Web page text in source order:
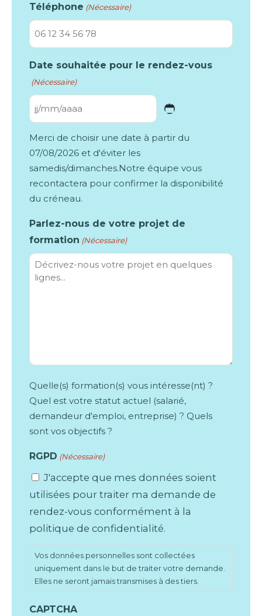
Téléphone (Nécessaire)
Date souhaitée pour le rendez-vous
(Nécessaire)
JJ
slash
MM
slash
AAAA
Merci de choisir une date à partir du
07/08/2026 et d'éviter les
samedis/dimanches.Notre équipe vous
recontactera pour confirmer la disponibilité
du créneau.
Parlez-nous de votre projet de
formation (Nécessaire)
Quelle(s) formation(s) vous intéresse(nt) ?
Quel est votre statut actuel (salarié,
demandeur d'emploi, entreprise) ? Quels
sont vos objectifs ?
RGPD (Nécessaire)
J'accepte que mes données soient
utilisées pour traiter ma demande de
rendez-vous conformément à la
politique de confidentialité.
Vos données personnelles sont collectées
uniquement dans le but de traiter votre demande.
Elles ne seront jamais transmises à des tiers.
CAPTCHA